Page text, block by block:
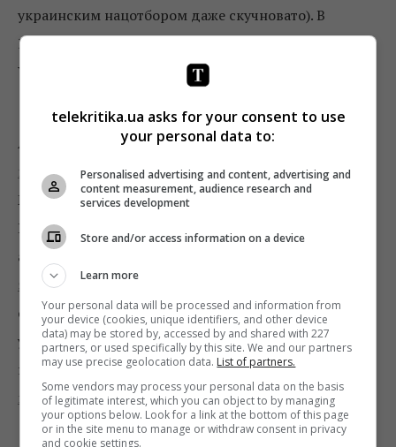
украинским нацотбором даже скучновато). В
Швейцарии
Украина попала во второй полуфинал (он пройдет
А у нас, в свою очередь,определились с судьями
нацотбора. Ими сталиКонстантин
Меладзе ,Руслана Лыжичко
Наша украинская жеребьевка участвующих
артистов,
этой неделе, уже тоже позади. И была она, скажем
откровенно, не слишком фееричной и
увлекательной. Хорошо хотя бы, что я в силу
природного обаяния и любви к общению
поболтать по душам с некоторыми артистами.
telekritika.ua asks for your consent to use
your personal data to:
Personalised advertising and content, advertising and
content measurement, audience research and
services development
Store and/or access information on a device
Learn more
Your personal data will be processed and information from
your device (cookies, unique identifiers, and other device
data) may be stored by, accessed by and shared with 227
partners, or used specifically by this site. We and our partners
may use precise geolocation data. List of partners.
Some vendors may process your personal data on the basis
of legitimate interest, which you can object to by managing
your options below. Look for a link at the bottom of this page
or in the site menu to manage or withdraw consent in privacy
and cookie settings.